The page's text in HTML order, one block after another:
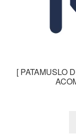
[ PATAMUSLO